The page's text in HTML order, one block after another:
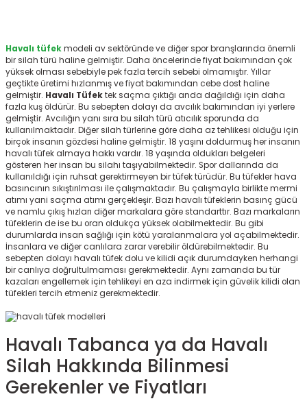
Havalı tüfekmodeli av sektöründe ve diğer spor branşlarında önemli
bir silah türü haline gelmiştir. Daha öncelerinde fiyat bakımından çok
yüksek olması sebebiyle pek fazla tercih sebebi olmamıştır. Yıllar
geçtikte üretimi hızlanmış ve fiyat bakımından cebe dost haline
gelmiştir. Havalı Tüfektek saçma çıktığı anda dağıldığı için daha
fazla kuş öldürür. Bu sebepten dolayı da avcılık bakımından iyi yerlere
gelmiştir. Avcılığın yanı sıra bu silah türü atıcılık sporunda da
kullanılmaktadır. Diğer silah türlerine göre daha az tehlikesi olduğu için
birçok insanın gözdesi haline gelmiştir. 18 yaşını doldurmuş her insanın
havalı tüfek almaya hakkı vardır. 18 yaşında oldukları belgeleri
gösteren her insan bu silahı taşıyabilmektedir. Spor dallarında da
kullanıldığı için ruhsat gerektirmeyen bir tüfek türüdür. Bu tüfekler hava
basıncının sıkıştırılması ile çalışmaktadır. Bu çalışmayla birlikte mermi
atımı yani saçma atımı gerçekleşir. Bazı havalı tüfeklerin basınç gücü
ve namlu çıkış hızları diğer markalara göre standarttır. Bazı markaların
tüfeklerin de ise bu oran oldukça yüksek olabilmektedir. Bu gibi
durumlarda insan sağlığı için kötü yaralanmalara yol açabilmektedir.
İnsanlara ve diğer canlılara zarar verebilir öldürebilmektedir. Bu
sebepten dolayı havalı tüfek dolu ve kilidi açık durumdayken herhangi
bir canlıya doğrultulmaması gerekmektedir. Aynı zamanda bu tür
kazaları engellemek için tehlikeyi en aza indirmek için güvelik kilidi olan
tüfekleri tercih etmeniz gerekmektedir.
Havalı Tabanca ya da Havalı
Silah Hakkında Bilinmesi
Gerekenler ve Fiyatları